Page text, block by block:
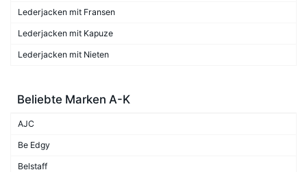
Lederjacken mit Fransen
Lederjacken mit Kapuze
Lederjacken mit Nieten
Beliebte Marken A-K
AJC
Be Edgy
Belstaff